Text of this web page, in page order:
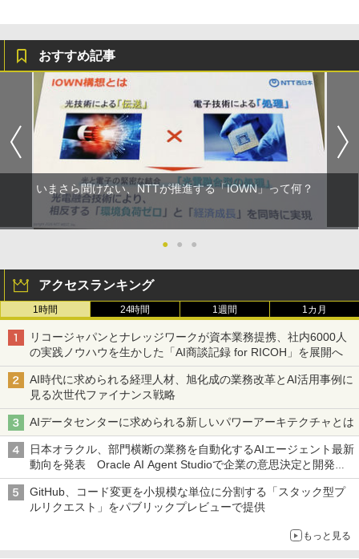
おすすめ記事
いまさら聞けない、NTTが推進する「IOWN」って何？
● ● ●
アクセスランキング
1時間 24時間 1週間 1カ月
リコージャパンとナレッジワークが資本業務提携、社内6000人
の実践ノウハウを生かした「AI商談記録 for RICOH」を展開へ
AI時代に求められる経理人材、旭化成の業務改革とAI活用事例に
見る次世代ファイナンス戦略
AIデータセンターに求められる新しいパワーアーキテクチャとは
日本オラクル、部門横断の業務を自動化するAIエージェント最新
動向を発表 Oracle AI Agent Studioで企業の意思決定と開発を
加速
GitHub、コード変更を小規模な単位に分割する「スタック型プ
ルリクエスト」をパブリックプレビューで提供
もっと見る